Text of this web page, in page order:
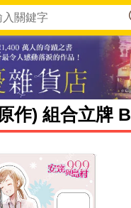
作) 組合立牌 B